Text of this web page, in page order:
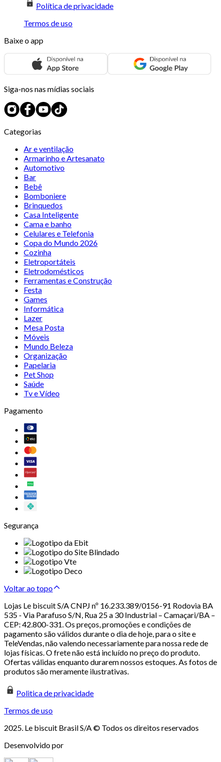
Política de privacidade
Termos de uso
Baixe o app
Siga-nos nas mídias sociais
Categorias
Ar e ventilação
Armarinho e Artesanato
Automotivo
Bar
Bebê
Bomboniere
Brinquedos
Casa Inteligente
Cama e banho
Celulares e Telefonia
Copa do Mundo 2026
Cozinha
Eletroportáteis
Eletrodomésticos
Ferramentas e Construção
Festa
Games
Informática
Lazer
Mesa Posta
Móveis
Mundo Beleza
Organização
Papelaria
Pet Shop
Saúde
Tv e Vídeo
Pagamento
Segurança
Voltar ao topo
Lojas Le biscuit S/A CNPJ nº 16.233.389/0156-91 Rodovia BA
535 - Via Parafuso S/N, Rua 25 a 30 Industrial – Camaçari/BA –
CEP: 42.800-331. Os preços, promoções e condições de
pagamento são válidos durante o dia de hoje, para o site e
TeleVendas, não valendo necessariamente para nossa rede de
lojas físicas. O frete não está incluído no preço do produto.
Ofertas válidas enquanto durarem nossos estoques. As fotos de
produtos são meramente ilustrativas.
Politica de privacidade
Termos de uso
2025. Le biscuit Brasil S/A © Todos os direitos reservados
Desenvolvido por